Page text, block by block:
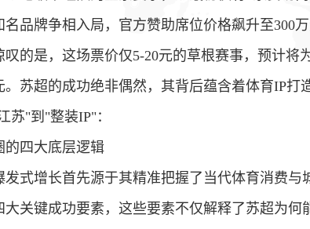
名品牌争相入局，官方赞助席位价格飙升至300
叹的是，这场票价仅5-20元的草根赛事，预计
。苏超的成功绝非偶然，其背后蕴含着体育IP打
苏"到"整装IP"：
的四大底层逻辑
发式增长首先源于其精准把握了当代体育消费
大关键成功要素，这些要素不仅解释了苏超为